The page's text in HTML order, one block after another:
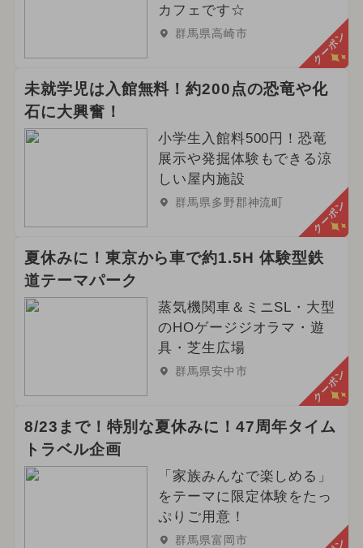
カフェです☆
群馬県高崎市 クーポン
未就学児は入館無料！約200点の恐竜や化
石に大興奮！
小学生入館料500円！恐竜
展示や発掘体験もできる涼
しい屋内施設
群馬県多野郡神流町 クーポン
夏休みに！東京から車で約1.5H 体験型鉄
道テーマパーク
蒸気機関車＆ミニSL・大型
のHOゲージジオラマ・遊
具・芝生広場
群馬県安中市 クーポン
8/23まで！特別な夏休みに！47周年タイム
トラベル企画
「家族みんなで楽しめる」
をテーマに限定体験をたっ
ぷりご用意！
群馬県富岡市